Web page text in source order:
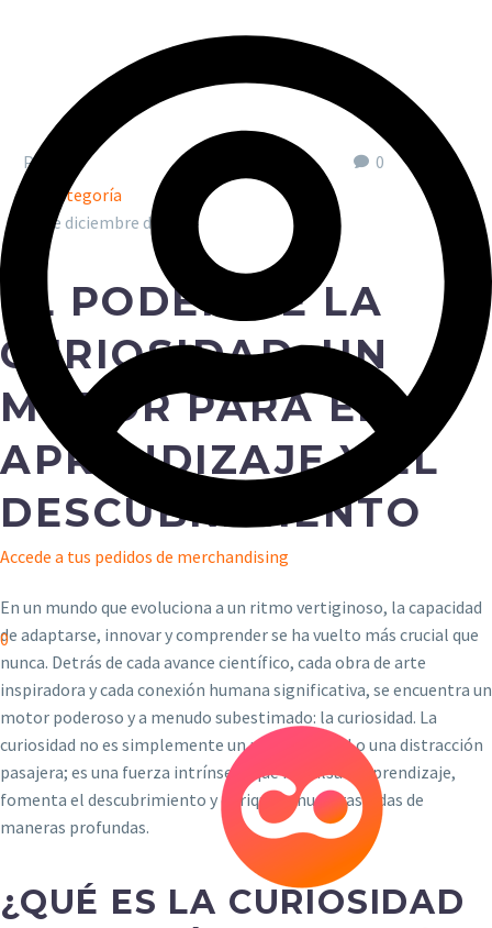
Accede a tus pedidos de merchandising
0
0  
Por
Sin categoría
24 de diciembre de 2024
EL PODER DE LA
CURIOSIDAD: UN
MOTOR PARA EL
APRENDIZAJE Y EL
DESCUBRIMIENTO
En un mundo que evoluciona a un ritmo vertiginoso, la capacidad
de adaptarse, innovar y comprender se ha vuelto más crucial que
nunca. Detrás de cada avance científico, cada obra de arte
inspiradora y cada conexión humana significativa, se encuentra un
motor poderoso y a menudo subestimado: la curiosidad. La
curiosidad no es simplemente un rasgo infantil o una distracción
pasajera; es una fuerza intrínseca que impulsa el aprendizaje,
fomenta el descubrimiento y enriquece nuestras vidas de
maneras profundas.
¿QUÉ ES LA CURIOSIDAD